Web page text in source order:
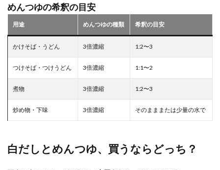
めんつゆの希釈の目安
用途 めんつゆの種類 希釈の目安
かけそば・うどん 3倍濃縮 1:2〜3
つけそば・つけうどん 3倍濃縮 1:1〜2
煮物 3倍濃縮 1:2〜3
炒め物・下味 3倍濃縮 そのまままたは少量の水で
白だしとめんつゆ、買うならどっち？